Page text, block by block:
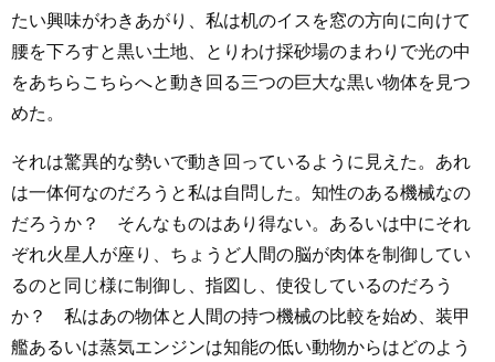
たい興味がわきあがり、私は机のイスを窓の方向に向けて
腰を下ろすと黒い土地、とりわけ採砂場のまわりで光の中
をあちらこちらへと動き回る三つの巨大な黒い物体を見つ
めた。
それは驚異的な勢いで動き回っているように見えた。あれ
は一体何なのだろうと私は自問した。知性のある機械なの
だろうか？ そんなものはあり得ない。あるいは中にそれ
ぞれ火星人が座り、ちょうど人間の脳が肉体を制御してい
るのと同じ様に制御し、指図し、使役しているのだろう
か？ 私はあの物体と人間の持つ機械の比較を始め、装甲
艦あるいは蒸気エンジンは知能の低い動物からはどのよう